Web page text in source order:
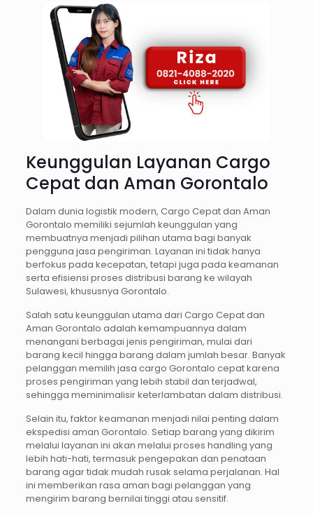
Keunggulan Layanan Cargo
Cepat dan Aman Gorontalo
Dalam dunia logistik modern, Cargo Cepat dan Aman
Gorontalo memiliki sejumlah keunggulan yang
membuatnya menjadi pilihan utama bagi banyak
pengguna jasa pengiriman. Layanan ini tidak hanya
berfokus pada kecepatan, tetapi juga pada keamanan
serta efisiensi proses distribusi barang ke wilayah
Sulawesi, khususnya Gorontalo.
Salah satu keunggulan utama dari Cargo Cepat dan
Aman Gorontalo adalah kemampuannya dalam
menangani berbagai jenis pengiriman, mulai dari
barang kecil hingga barang dalam jumlah besar. Banyak
pelanggan memilih jasa cargo Gorontalo cepat karena
proses pengiriman yang lebih stabil dan terjadwal,
sehingga meminimalisir keterlambatan dalam distribusi.
Selain itu, faktor keamanan menjadi nilai penting dalam
ekspedisi aman Gorontalo. Setiap barang yang dikirim
melalui layanan ini akan melalui proses handling yang
lebih hati-hati, termasuk pengepakan dan penataan
barang agar tidak mudah rusak selama perjalanan. Hal
ini memberikan rasa aman bagi pelanggan yang
mengirim barang bernilai tinggi atau sensitif.